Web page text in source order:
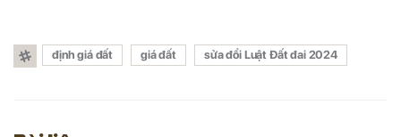
định giá đất giá đất sửa đổi Luật Đất đai 2024